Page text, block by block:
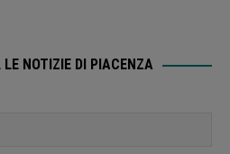
LE NOTIZIE DI PIACENZA